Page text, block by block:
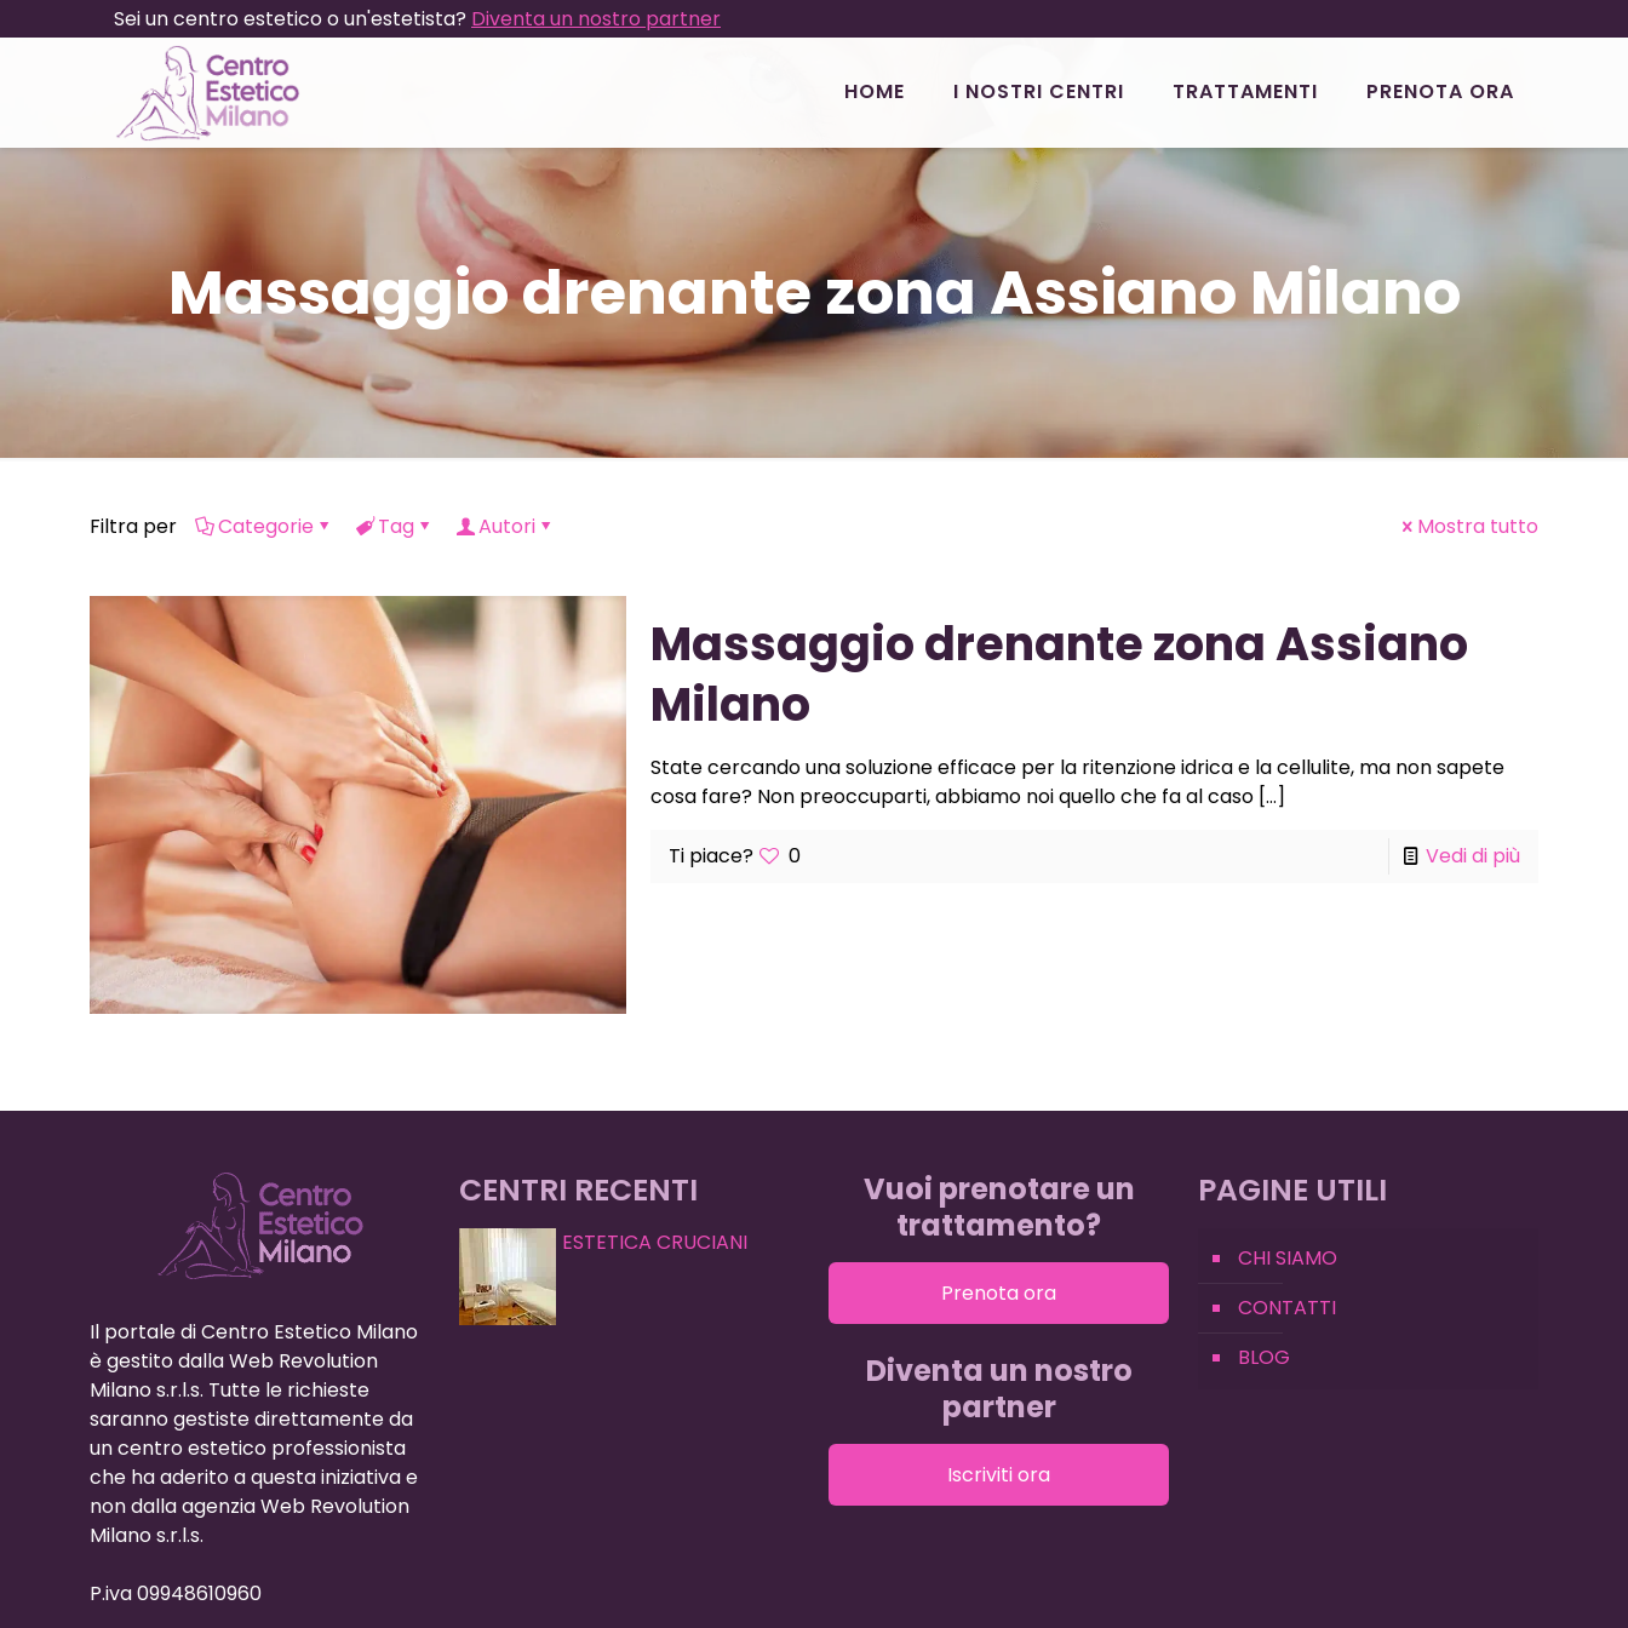
Sei un centro estetico o un'estetista? Diventa un nostro partner
HOME I NOSTRI CENTRI TRATTAMENTI PRENOTA ORA
Massaggio drenante zona Assiano Milano
Filtra per Categorie Tag Autori Mostra tutto
Massaggio drenante zona Assiano
Milano
State cercando una soluzione efficace per la ritenzione idrica e la cellulite, ma non sapete
cosa fare? Non preoccuparti, abbiamo noi quello che fa al caso[…]
Ti piace? 0 Vedi di più
Il portale di Centro Estetico Milano
è gestito dalla Web Revolution
Milano s.r.l.s. Tutte le richieste
saranno gestiste direttamente da
un centro estetico professionista
che ha aderito a questa iniziativa e
non dalla agenzia Web Revolution
Milano s.r.l.s.
P.iva 09948610960
CENTRI RECENTI
ESTETICA CRUCIANI
Vuoi prenotare un
trattamento?
Prenota ora
Diventa un nostro
partner
Iscriviti ora
PAGINE UTILI
CHI SIAMO
CONTATTI
BLOG